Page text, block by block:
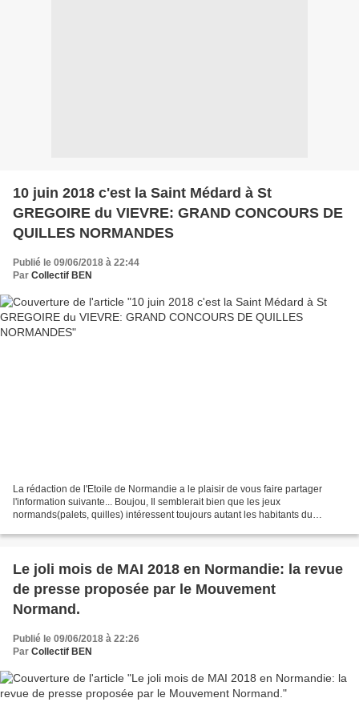
10 juin 2018 c'est la Saint Médard à St
GREGOIRE du VIEVRE: GRAND CONCOURS DE
QUILLES NORMANDES
Publié le 09/06/2018 à 22:44
Par Collectif BEN
La rédaction de l'Etoile de Normandie a le plaisir de vous faire partager
l'information suivante... Boujou, Il semblerait bien que les jeux
normands(palets, quilles) intéressent toujours autant les habitants du
Le joli mois de MAI 2018 en Normandie: la revue
de presse proposée par le Mouvement
Normand.
Publié le 09/06/2018 à 22:26
Par Collectif BEN